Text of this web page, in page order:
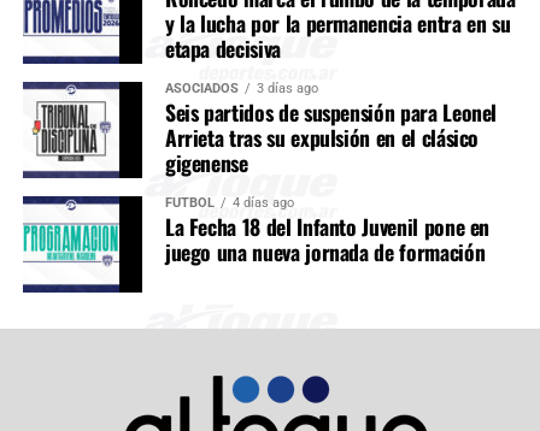
y la lucha por la permanencia entra en su
etapa decisiva
ASOCIADOS 3 días ago
Seis partidos de suspensión para Leonel
Arrieta tras su expulsión en el clásico
gigenense
FÚTBOL 4 días ago
La Fecha 18 del Infanto Juvenil pone en
juego una nueva jornada de formación